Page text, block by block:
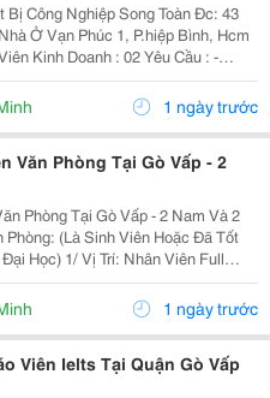
Công Nghiệp Song Toàn Đc: 43
Ở Vạn Phúc 1, P.hiệp Bình, Hcm
Nghiệm Làm Sale
1 ngày trước
Văn Phòng Tại Gò Vấp - 2
Phòng Tại Gò Vấp - 2 Nam Và 2
Nhân Viên Full
Ngày, Và Hưởng Các Ngày...1 ngày trước
Viên Ielts Tại Quận Gò Vấp